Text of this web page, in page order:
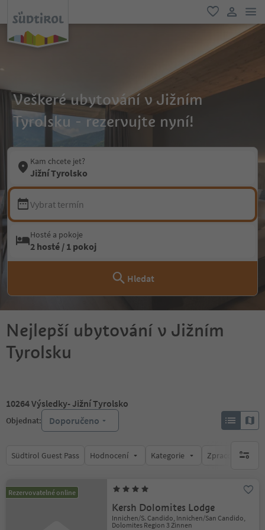
oblíbené
Veškeré ubytování v Jižním
Tyrolsku - rezervujte nyní!
Kam chcete jet?
Jižní Tyrolsko
Vybrat termín
Hosté a pokoje
2 hosté / 1 pokoj
Hledat
Nejlepší ubytování v Jižním
Tyrolsku
10264Výsledky- Jižní Tyrolsko
Objednat: Doporučeno
Südtirol Guest Pass Hodnocení Kategorie Zpracovávábrak
Rezervovatelné online
Kersh Dolomites Lodge
Innichen/S. Candido, Innichen/San Candido,
Dolomites Region 3 Zinnen